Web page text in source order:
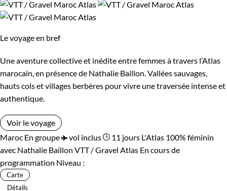
Le voyage en bref
Une aventure collective et inédite entre femmes à travers l’Atlas
marocain, en présence de Nathalie Baillon. Vallées sauvages,
hauts cols et villages berbères pour vivre une traversée intense et
authentique.
Voir le voyage
Maroc En groupe vol inclus 11 jours L'Atlas 100% féminin
avec Nathalie Baillon VTT / Gravel Atlas En cours de
programmation Niveau :
Carte
Détails